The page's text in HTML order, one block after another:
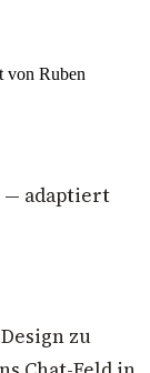
von Ruben
— adaptiert
zu